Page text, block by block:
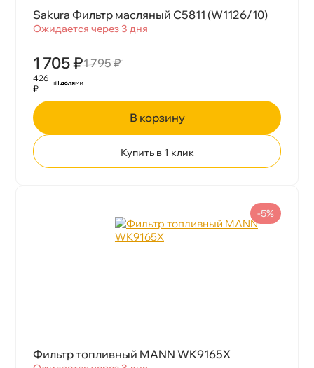
Sakura Фильтр масляный C5811 (W1126/10)
Ожидается через 3 дня
1 705 ₽1 795 ₽
426
₽
корзину
Купить в 1 клик
Фильтр топливный MANN WK9165X
-5%